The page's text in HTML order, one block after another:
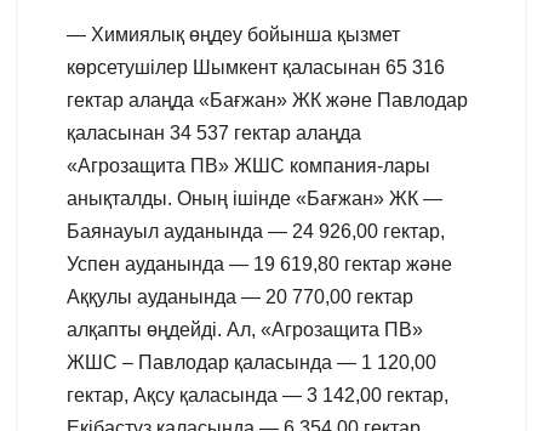
— Химиялық өңдеу бойынша қызмет
көрсетушілер Шымкент қаласынан 65 316
гектар алаңда «Бағжан» ЖК және Павлодар
қаласынан 34 537 гектар алаңда
«Агрозащита ПВ» ЖШС компания-лары
анықталды. Оның ішінде «Бағжан» ЖК —
Баянауыл ауданында — 24 926,00 гектар,
Успен ауданында — 19 619,80 гектар және
Аққулы ауданында — 20 770,00 гектар
алқапты өңдейді. Ал, «Агрозащита ПВ»
ЖШС – Павлодар қаласында — 1 120,00
гектар, Ақсу қаласында — 3 142,00 гектар,